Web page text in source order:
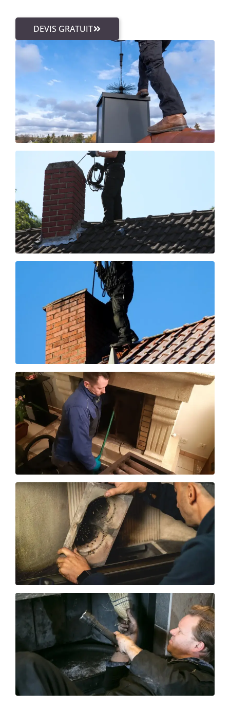
DEVIS GRATUIT